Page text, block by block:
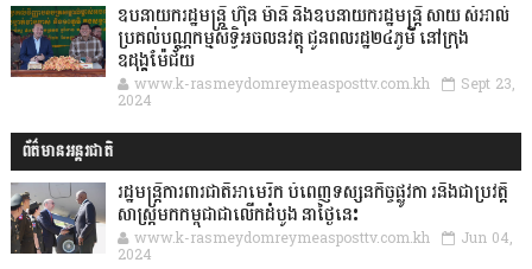
ឧបនាយករដ្ឋមន្ដ្រី ហ៊ុន ម៉ានី និងឧបនាយករដ្ឋមន្ដ្រី សាយ សំអាល់
ប្រគល់បណ្ណកម្មសិទ្ធិអចលនវត្ថុ ជូនពលរដ្ឋ២៤ភូមិ នៅក្រុង
ឧដុង្គម៉ែជ័យ
www.k-rasmeydomreymeasposttv.com.kh Sept 23,
2024
ព័ត៌មានអន្តរជាតិ
រដ្ឋមន្រ្តីការពារជាតិអាមេរិក បំពេញទស្សនកិច្ចផ្លូវកា រនិងជាប្រវត្តិ
សាស្រ្តមកកម្ពុជាជាលើកដំបូង នាថ្ងៃនេះ
www.k-rasmeydomreymeasposttv.com.kh Jun 04,
2024